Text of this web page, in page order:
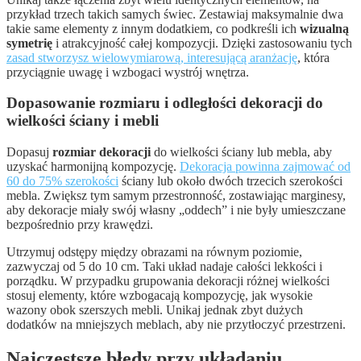
przykład trzech takich samych świec. Zestawiaj maksymalnie dwa
takie same elementy z innym dodatkiem, co podkreśli ich wizualną
symetrię i atrakcyjność całej kompozycji. Dzięki zastosowaniu tych
zasad stworzysz wielowymiarową, interesującą aranżację, która
przyciągnie uwagę i wzbogaci wystrój wnętrza.
Dopasowanie rozmiaru i odległości dekoracji do
wielkości ściany i mebli
Dopasuj rozmiar dekoracji do wielkości ściany lub mebla, aby
uzyskać harmonijną kompozycję. Dekoracja powinna zajmować od
60 do 75% szerokości ściany lub około dwóch trzecich szerokości
mebla. Zwiększ tym samym przestronność, zostawiając marginesy,
aby dekoracje miały swój własny „oddech” i nie były umieszczane
bezpośrednio przy krawędzi.
Utrzymuj odstępy między obrazami na równym poziomie,
zazwyczaj od 5 do 10 cm. Taki układ nadaje całości lekkości i
porządku. W przypadku grupowania dekoracji różnej wielkości
stosuj elementy, które wzbogacają kompozycję, jak wysokie
wazony obok szerszych mebli. Unikaj jednak zbyt dużych
dodatków na mniejszych meblach, aby nie przytłoczyć przestrzeni.